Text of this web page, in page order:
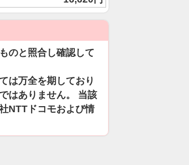
のと照合し確認して
は万全を期しており
はありません。 当該
NTTドコモおよび情